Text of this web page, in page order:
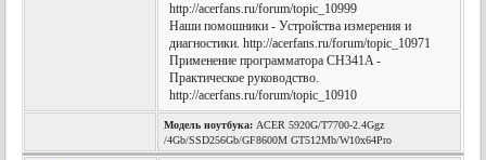
http://acerfans.ru/forum/topic_10999
Наши помошники - Устройства измерения и
диагностики. http://acerfans.ru/forum/topic_10971
Применение программатора CH341A -
Практическое руководство.
http://acerfans.ru/forum/topic_10910
Модель ноутбука: ACER 5920G/T7700-2.4Ggz
/4Gb/SSD256Gb/GF8600M GT512Mb/W10x64Pro